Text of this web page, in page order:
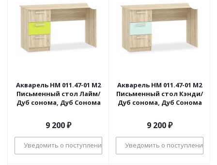
Акварель НМ 011.47-01 М2
Письменный стол Лайм/
Дуб сонома, Дуб Сонома
9 200₽
Уведомить о поступлении
Акварель НМ 011.47-01 М2
Письменный стол Кэнди/
Дуб сонома, Дуб Сонома
9 200₽
Уведомить о поступлении